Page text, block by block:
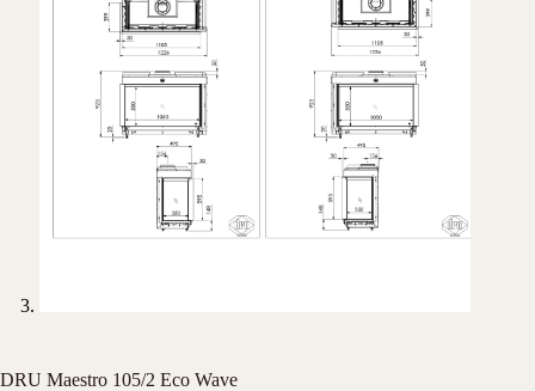
DRU Maestro 105/2 Eco Wave